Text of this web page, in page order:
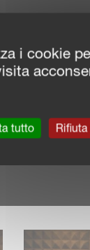
i cookie
tutto